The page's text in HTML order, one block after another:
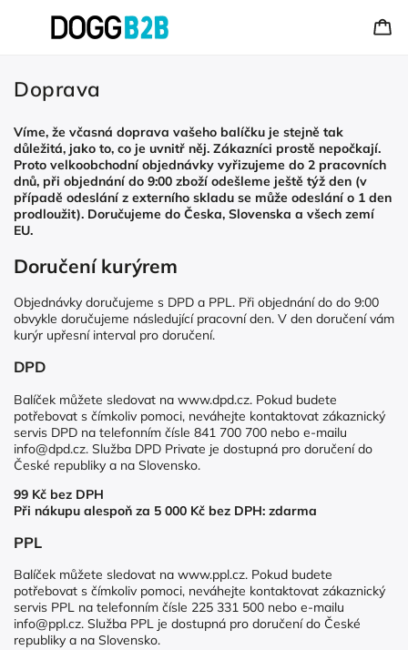
Doprava
Víme, že včasná doprava vašeho balíčku je stejně tak
důležitá, jako to, co je uvnitř něj. Zákazníci prostě nepočkají.
Proto velkoobchodní objednávky vyřizujeme do 2 pracovních
dnů, při objednání do 9:00 zboží odešleme ještě týž den (v
případě odeslání z externího skladu se může odeslání o 1 den
prodloužit). Doručujeme do Česka, Slovenska a všech zemí
EU.
Doručení kurýrem
Objednávky doručujeme s DPD a PPL. Při objednání do do 9:00
obvykle doručujeme následující pracovní den. V den doručení vám
kurýr upřesní interval pro doručení.
DPD
Balíček můžete sledovat na www.dpd.cz. Pokud budete
potřebovat s čímkoliv pomoci, neváhejte kontaktovat zákaznický
servis DPD na telefonním čísle 841 700 700 nebo e-mailu
info@dpd.cz. Služba DPD Private je dostupná pro doručení do
České republiky a na Slovensko.
99 Kč bez DPH
Při nákupu alespoň za 5 000 Kč bez DPH: zdarma
PPL
Balíček můžete sledovat na www.ppl.cz. Pokud budete
potřebovat s čímkoliv pomoci, neváhejte kontaktovat zákaznický
servis PPL na telefonním čísle 225 331 500 nebo e-mailu
info@ppl.cz. Služba PPL je dostupná pro doručení do České
republiky a na Slovensko.